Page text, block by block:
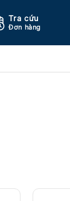
Tra cứu
Đơn hàng